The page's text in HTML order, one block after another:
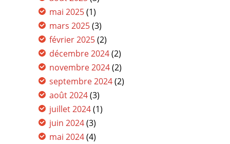
mai 2025(1)
mars 2025(3)
février 2025(2)
décembre 2024(2)
novembre 2024(2)
septembre 2024(2)
août 2024(3)
juillet 2024(1)
juin 2024(3)
mai 2024(4)